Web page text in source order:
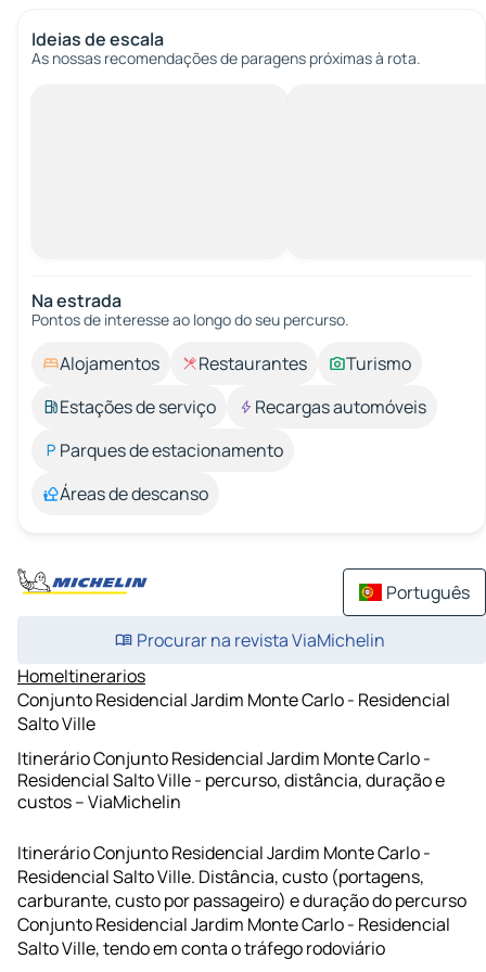
Ideias de escala
As nossas recomendações de paragens próximas à rota.
Na estrada
Pontos de interesse ao longo do seu percurso.
Alojamentos Restaurantes
Turismo
Estações de serviço
Recargas automóveis
Parques de estacionamento
Áreas de descanso
Português
Procurar na revista ViaMichelin
HomeItinerarios
Conjunto Residencial Jardim Monte Carlo - Residencial
Salto Ville
Itinerário Conjunto Residencial Jardim Monte Carlo -
Residencial Salto Ville - percurso, distância, duração e
custos – ViaMichelin
Itinerário Conjunto Residencial Jardim Monte Carlo -
Residencial Salto Ville. Distância, custo (portagens,
carburante, custo por passageiro) e duração do percurso
Conjunto Residencial Jardim Monte Carlo - Residencial
Salto Ville, tendo em conta o tráfego rodoviário